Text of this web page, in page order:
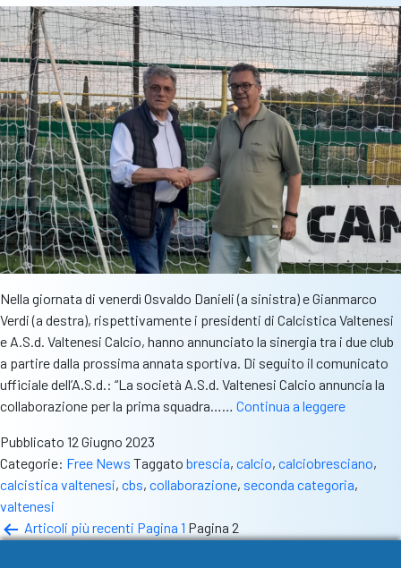
Nella giornata di venerdì Osvaldo Danieli (a sinistra) e Gianmarco
Verdi (a destra), rispettivamente i presidenti di Calcistica Valtenesi
e A.S.d. Valtenesi Calcio, hanno annunciato la sinergia tra i due club
a partire dalla prossima annata sportiva. Di seguito il comunicato
ufficiale dell’A.S.d.: “La società A.S.d. Valtenesi Calcio annuncia la
collaborazione per la prima squadra…… Continua a leggere
ufficiale
Pubblicato 12 Giugno 2023
Categorie: Free News Taggato brescia, calcio, calciobresciano,
calcistica valtenesi, cbs, collaborazione, seconda categoria,
valtenesi
Paginazione
Articoli più recenti Pagina 1 Pagina 2